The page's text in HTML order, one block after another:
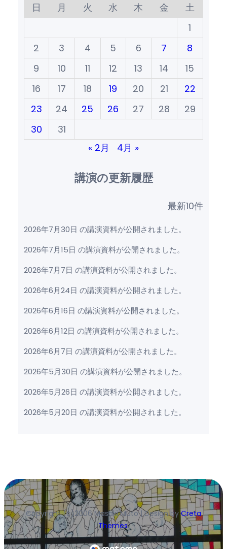
日
月 火 水 木 金
土
1
2
3 4 5 6 7
8
9
10 11 12 13 14
15
16
17 18 19 20 21
22
23
24 25 26 27 28
29
30
31
« 2月
4月 »
講演の更新履歴
最新10件
2026年7月30日 の講演資料が公開されました。
2026年7月15日 の講演資料が公開されました。
2026年7月7日 の講演資料が公開されました。
2026年6月24日 の講演資料が公開されました。
2026年6月16日 の講演資料が公開されました。
2026年6月12日 の講演資料が公開されました。
2026年6月7日 の講演資料が公開されました。
2026年5月30日 の講演資料が公開されました。
2026年5月26日 の講演資料が公開されました。
2026年5月20日 の講演資料が公開されました。
Copyright (c)2006 Masaki Muto | Design byCreta
Themes.